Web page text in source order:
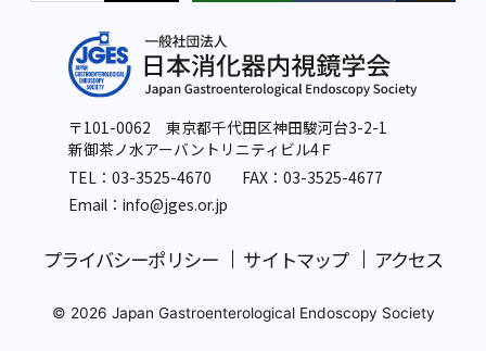
〒101-0062 東京都千代田区神田駿河台3-2-1
新御茶ノ水アーバントリニティビル4Ｆ
TEL：03-3525-4670 FAX：03-3525-4677
Email：info@jges.or.jp
プライバシーポリシー サイトマップ アクセス
© 2026 Japan Gastroenterological Endoscopy Society